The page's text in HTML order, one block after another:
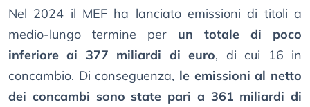
Nel 2024 il MEF ha lanciato emissioni di titoli a
medio-lungo termine per un totale di poco
inferiore ai 377 miliardi di euro, di cui 16 in
concambio. Di conseguenza, le emissioni al netto
dei concambi sono state pari a 361 miliardi di